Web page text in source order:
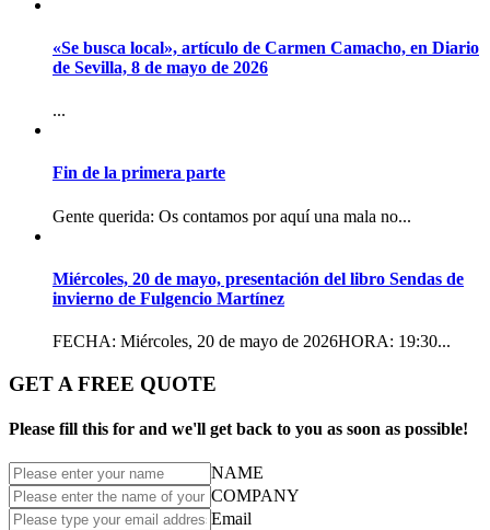
«Se busca local», artículo de Carmen Camacho, en Diario
de Sevilla, 8 de mayo de 2026
...
Fin de la primera parte
Gente querida: Os contamos por aquí una mala no...
Miércoles, 20 de mayo, presentación del libro Sendas de
invierno de Fulgencio Martínez
FECHA: Miércoles, 20 de mayo de 2026HORA: 19:30...
GET A FREE QUOTE
Please fill this for and we'll get back to you as soon as possible!
NAME
COMPANY
Email